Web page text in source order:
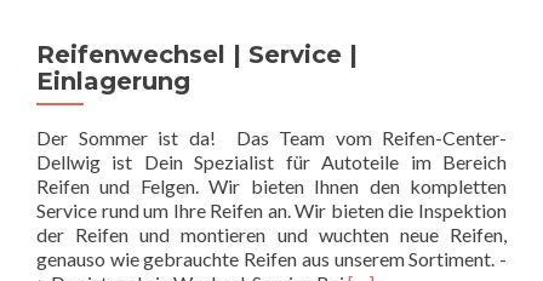
Reifenwechsel | Service |
Einlagerung
Der Sommer ist da! Das Team vom Reifen-Center-
Dellwig ist Dein Spezialist für Autoteile im Bereich
Reifen und Felgen. Wir bieten Ihnen den kompletten
Service rund um Ihre Reifen an. Wir bieten die Inspektion
der Reifen und montieren und wuchten neue Reifen,
genauso wie gebrauchte Reifen aus unserem Sortiment. -